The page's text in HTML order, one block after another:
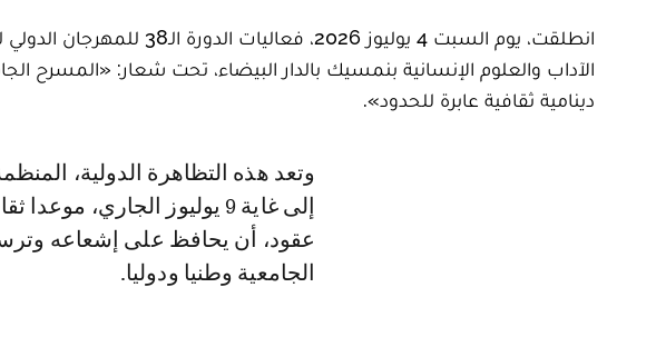
انطلقت، يوم السبت 4 يوليوز
الآداب والعلوم الإنسانية بنمسيك بالدار البيضاء، تحت شعار:
دينامية ثقافية عابرة للحدود».
وتعد هذه التظاهرة الدولية، المنظمة تحت الرعاية السامية للملك محمد السادس
إلى غاية 9 يوليوز الجاري،
عقود، أن يحافظ على إشعاعه
الجامعية وطنيا ودوليا.